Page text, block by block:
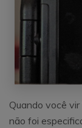
Quando você
não foi